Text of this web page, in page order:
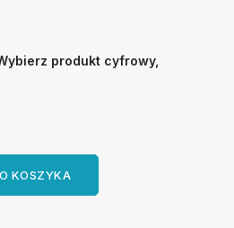
produkt cyfrowy,
KOSZYKA